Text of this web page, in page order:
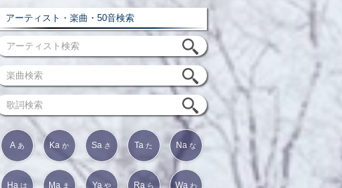
アーティスト・楽曲・50音検索
A あ Ka か Sa さ Ta た Na な
Ha は Ma ま Ya や Ra ら Wa わ